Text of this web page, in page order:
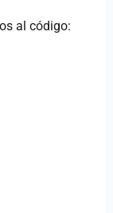
al código: